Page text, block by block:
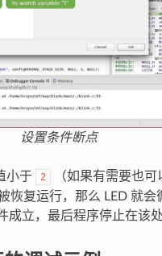
设置条件断点
小于 2
（如果有需要也可
恢复运行，那么 LED 就会
成立，最后程序停止在该处